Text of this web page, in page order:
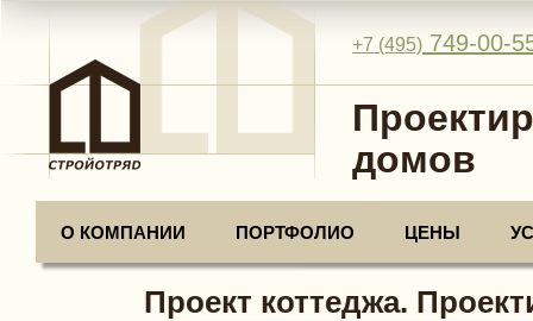
домов
+7 (495) 749-00-
О КОМПАНИИ ПОРТФОЛИО ЦЕНЫ
Проект коттеджа.